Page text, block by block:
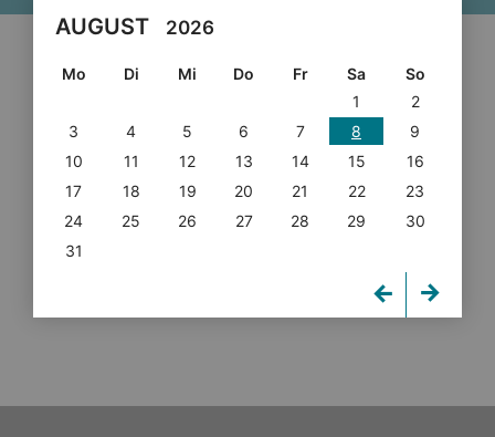
AUGUST 2026
Mo Di Mi Do Fr Sa
So
1
2
3
4 5 6 7 8
9
10
11 12 13 14 15
16
17
18 19 20 21 22
23
24
25 26 27 28 29
30
31